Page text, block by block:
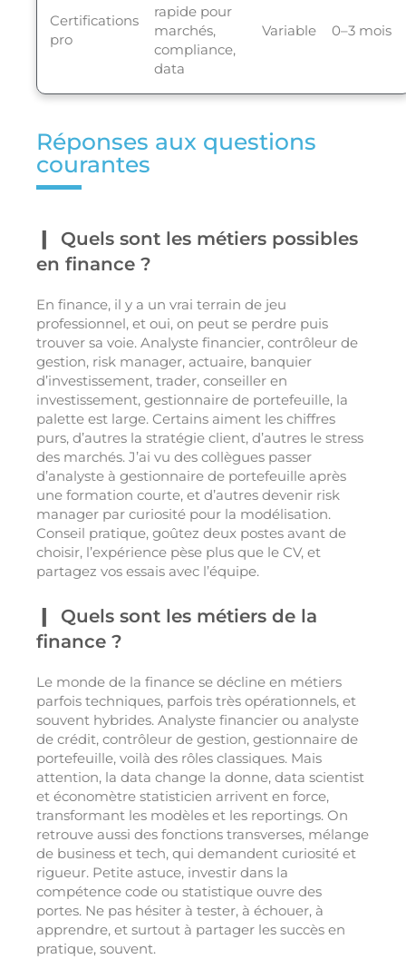
Certifications
pro
rapide pour
marchés,
compliance,
data
Variable 0–3 mois
Réponses aux questions
courantes
Quels sont les métiers possibles
en finance ?
En finance, il y a un vrai terrain de jeu
professionnel, et oui, on peut se perdre puis
trouver sa voie. Analyste financier, contrôleur de
gestion, risk manager, actuaire, banquier
d’investissement, trader, conseiller en
investissement, gestionnaire de portefeuille, la
palette est large. Certains aiment les chiffres
purs, d’autres la stratégie client, d’autres le stress
des marchés. J’ai vu des collègues passer
d’analyste à gestionnaire de portefeuille après
une formation courte, et d’autres devenir risk
manager par curiosité pour la modélisation.
Conseil pratique, goûtez deux postes avant de
choisir, l’expérience pèse plus que le CV, et
partagez vos essais avec l’équipe.
Quels sont les métiers de la
finance ?
Le monde de la finance se décline en métiers
parfois techniques, parfois très opérationnels, et
souvent hybrides. Analyste financier ou analyste
de crédit, contrôleur de gestion, gestionnaire de
portefeuille, voilà des rôles classiques. Mais
attention, la data change la donne, data scientist
et économètre statisticien arrivent en force,
transformant les modèles et les reportings. On
retrouve aussi des fonctions transverses, mélange
de business et tech, qui demandent curiosité et
rigueur. Petite astuce, investir dans la
compétence code ou statistique ouvre des
portes. Ne pas hésiter à tester, à échouer, à
apprendre, et surtout à partager les succès en
pratique, souvent.